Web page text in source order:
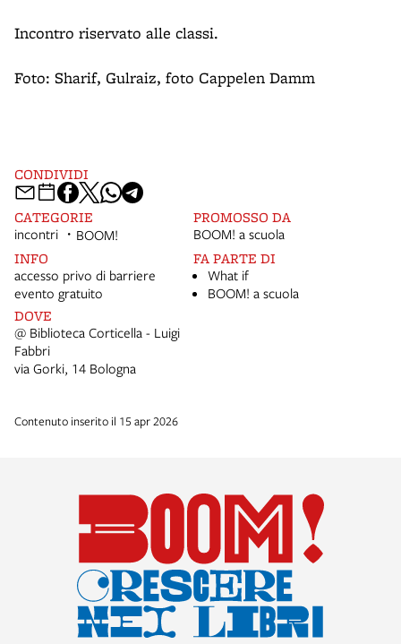
Incontro riservato alle classi.
Foto: Sharif, Gulraiz, foto Cappelen Damm
CATEGORIE
incontri BOOM!
PROMOSSO DA
BOOM! a scuola
INFO
accesso privo di barriere
evento gratuito
FA PARTE DI
What if
BOOM! a scuola
DOVE
@ Biblioteca Corticella - Luigi
Fabbri
via Gorki, 14 Bologna
CONDIVIDI
Contenuto inserito il 15 apr 2026